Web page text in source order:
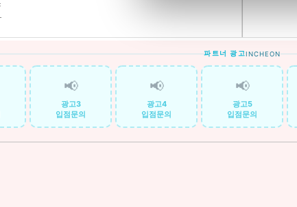
파트너 광고INCHEON
📢
광고3
입점문의
📢
광고4
입점문의
📢
광고5
입점문의